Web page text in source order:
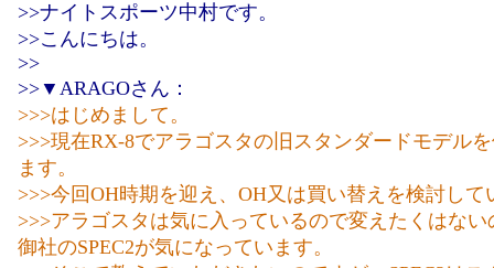
>>ナイトスポーツ中村です。
>>こんにちは。
>>
>>▼ARAGOさん：
>>>はじめまして。
>>>現在RX-8でアラゴスタの旧スタンダードモデル
ます。
>>>今回OH時期を迎え、OH又は買い替えを検討して
>>>アラゴスタは気に入っているので変えたくはない
御社のSPEC2が気になっています。